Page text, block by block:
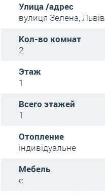
Улица /адрес
вулиця Зелена, Львів
Кол-во комнат
2
Этаж
1
Всего этажей
1
Отопление
індивідуальне
Мебель
є